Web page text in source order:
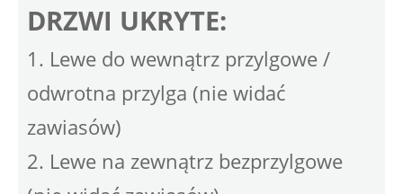
DRZWI UKRYTE:
1. Lewe do wewnątrz przylgowe /
odwrotna przylga (nie widać
zawiasów)
2. Lewe na zewnątrz bezprzylgowe